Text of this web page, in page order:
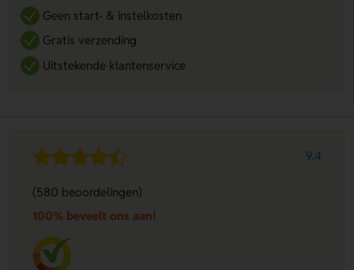
Geen start- & instelkosten
Gratis verzending
Uitstekende klantenservice
9.4
(580 beoordelingen)
100% beveelt ons aan!